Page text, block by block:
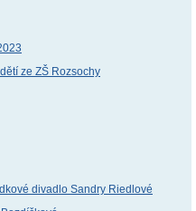
ze ZŠ Rozsochy
divadlo Sandry Riedlové